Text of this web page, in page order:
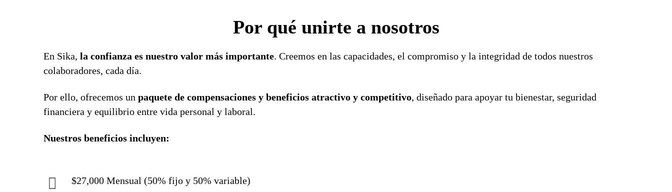
Por qué unirte a nosotros
En Sika, la confianza es nuestro valor más importante. Creemos en las capacidades, el compromiso y la integridad de todos nuestros
colaboradores, cada día.
Por ello, ofrecemos un paquete de compensaciones y beneficios atractivo y competitivo, diseñado para apoyar tu bienestar, seguridad
financiera y equilibrio entre vida personal y laboral.
Nuestros beneficios incluyen:
$27,000 Mensual (50% fijo y 50% variable)